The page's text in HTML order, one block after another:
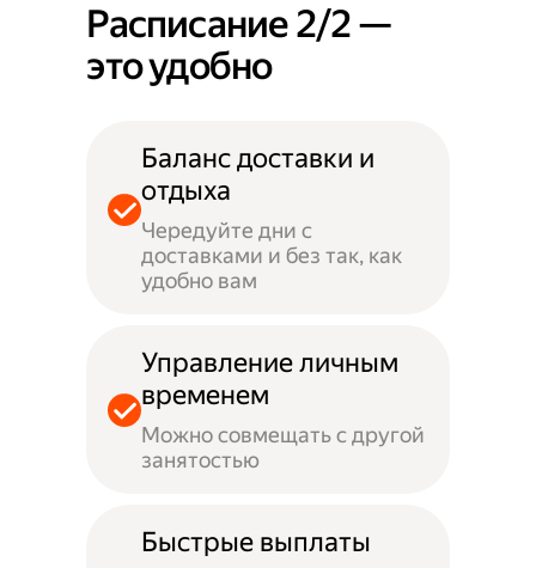
Расписание 2/2 —
это удобно
Баланс доставки и
отдыха
Чередуйте дни с
доставками и без так, как
удобно вам
Управление личным
временем
Можно совмещать с другой
занятостью
Быстрые выплаты